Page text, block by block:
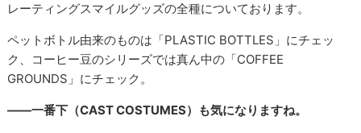
レーティングスマイルグッズの全種についております。
ペットボトル由来のものは「PLASTIC BOTTLES」にチェッ
ク、コーヒー豆のシリーズでは真ん中の「COFFEE
GROUNDS」にチェック。
――一番下（CAST COSTUMES）も気になりますね。